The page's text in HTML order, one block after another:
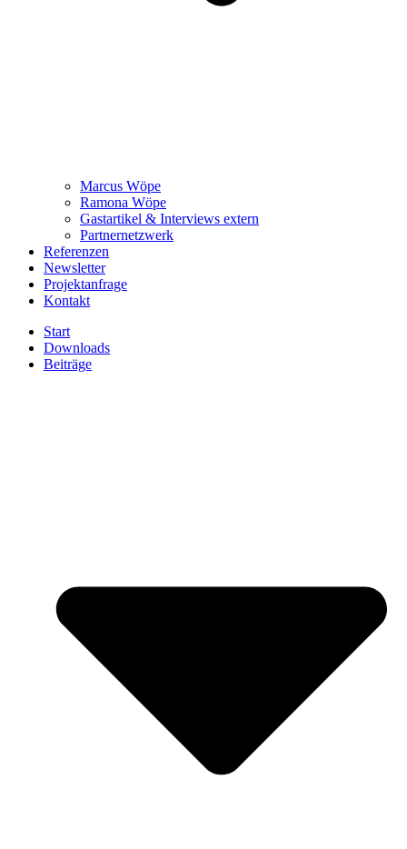
Marcus Wöpe
Ramona Wöpe
Gastartikel & Interviews extern
Partnernetzwerk
Referenzen
Newsletter
Projektanfrage
Kontakt
Start
Downloads
Beiträge